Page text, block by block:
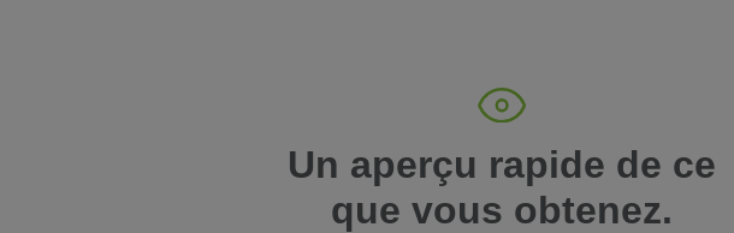
Un aperçu rapide de ce
que vous obtenez.